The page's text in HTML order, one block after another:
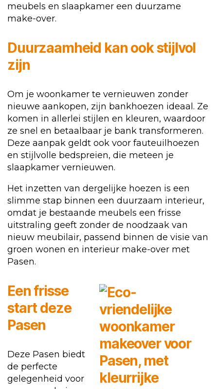
meubels en slaapkamer een duurzame
make-over.
Duurzaamheid kan ook stijlvol
zijn
Om je woonkamer te vernieuwen zonder
nieuwe aankopen, zijn bankhoezen ideaal. Ze
komen in allerlei stijlen en kleuren, waardoor
ze snel en betaalbaar je bank transformeren.
Deze aanpak geldt ook voor fauteuilhoezen
en stijlvolle bedspreien, die meteen je
slaapkamer vernieuwen.
Het inzetten van dergelijke hoezen is een
slimme stap binnen een duurzaam interieur,
omdat je bestaande meubels een frisse
uitstraling geeft zonder de noodzaak van
nieuw meubilair, passend binnen de visie van
groen wonen en interieur make-over met
Pasen.
Een frisse
start deze
Pasen
Deze Pasen biedt
de perfecte
gelegenheid voor